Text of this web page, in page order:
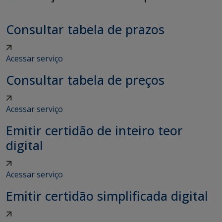
Consultar tabela de prazos
Acessar serviço
Consultar tabela de preços
Acessar serviço
Emitir certidão de inteiro teor
digital
Acessar serviço
Emitir certidão simplificada digital